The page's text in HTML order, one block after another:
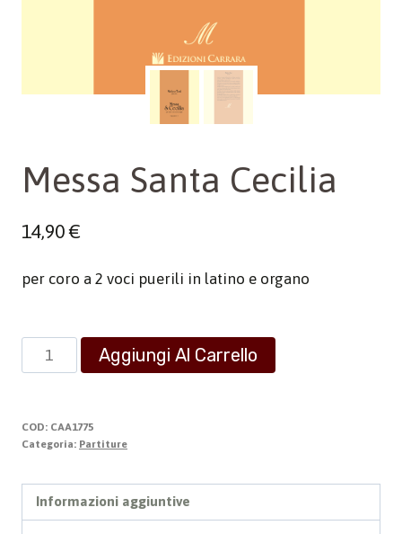
Messa Santa Cecilia
14,90€
per coro a 2 voci puerili in latino e organo
Messa
Santa
quantità
Aggiungi Al Carrello
COD: CAA1775
Categoria: Partiture
Informazioni aggiuntive